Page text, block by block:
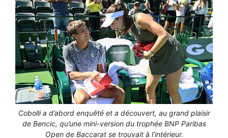
Cobolli a d’abord enquêté et a découvert, au grand plaisir
de Bencic, qu’une mini-version du trophée BNP Paribas
Open de Baccarat se trouvait à l’intérieur.